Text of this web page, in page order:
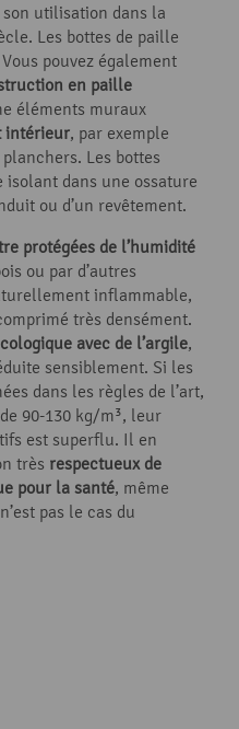
son utilisation dans la
Les bottes de paille
pouvez également
en paille
éléments muraux
intérieur, par exemple
Les bottes
isolant dans une ossature
ou d’un revêtement.
protégées de l’humidité
ou par d’autres
inflammable,
très densément.
avec de l’argile,
sensiblement. Si les
dans les règles de l’art,
90-130 kg/m³, leur
est superflu. Il en
très respectueux de
pour la santé, même
pas le cas du